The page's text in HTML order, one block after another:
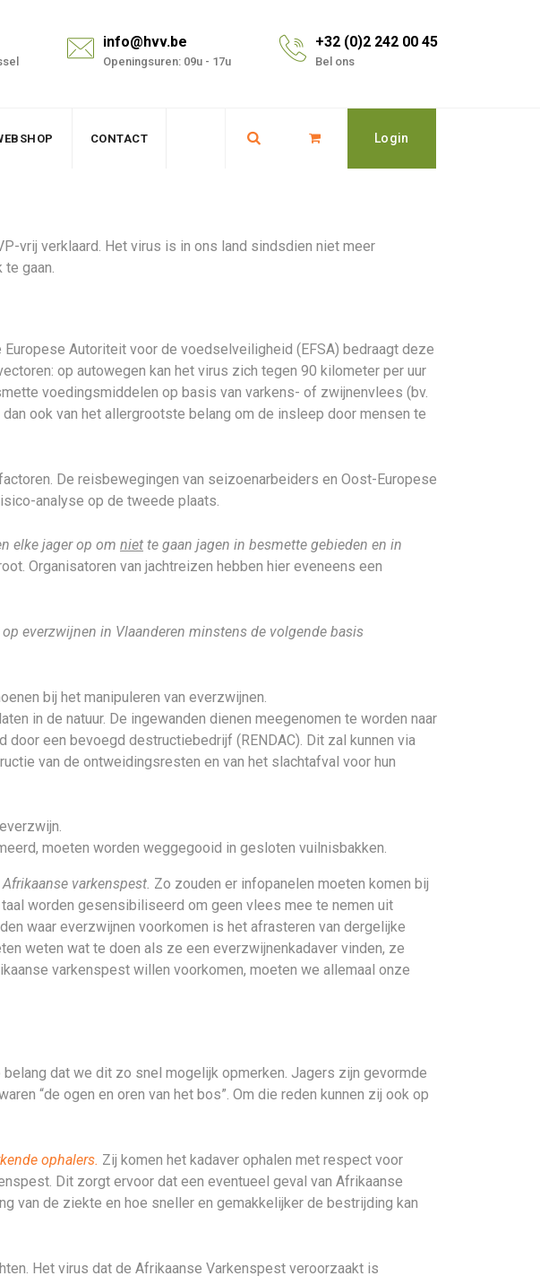
info@hvv.be
Openingsuren: 09u - 17u
+32 (0)2 242 00 45
Bel ons
CONTACT Login
vrij verklaard. Het virus is in ons land sindsdien niet meer
gaan.
Autoriteit voor de voedselveiligheid (EFSA) bedraagt deze
op autowegen kan het virus zich tegen 90 kilometer per uur
voedingsmiddelen op basis van varkens- of zwijnenvlees (bv.
ook van het allergrootste belang om de insleep door mensen te
De reisbewegingen van seizoenarbeiders en Oost-Europese
analyse op de tweede plaats.
elke jager op om niet te gaan jagen in besmette gebieden en in
Organisatoren van jachtreizen hebben hier eveneens een
everzwijnen in Vlaanderen minstens de volgende basis
bij het manipuleren van everzwijnen.
in de natuur. De ingewanden dienen meegenomen te worden naar
een bevoegd destructiebedrijf (RENDAC). Dit zal kunnen via
van de ontweidingsresten en van het slachtafval voor hun
moeten worden weggegooid in gesloten vuilnisbakken.
varkenspest. Zo zouden er infopanelen moeten komen bij
worden gesensibiliseerd om geen vlees mee te nemen uit
waar everzwijnen voorkomen is het afrasteren van dergelijke
weten wat te doen als ze een everzwijnenkadaver vinden, ze
varkenspest willen voorkomen, moeten we allemaal onze
dat we dit zo snel mogelijk opmerken. Jagers zijn gevormde
“de ogen en oren van het bos”. Om die reden kunnen zij ook op
ophalers. Zij komen het kadaver ophalen met respect voor
Dit zorgt ervoor dat een eventueel geval van Afrikaanse
van de ziekte en hoe sneller en gemakkelijker de bestrijding kan
Het virus dat de Afrikaanse Varkenspest veroorzaakt is